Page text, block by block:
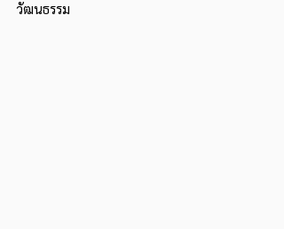
วัฒนธรรม